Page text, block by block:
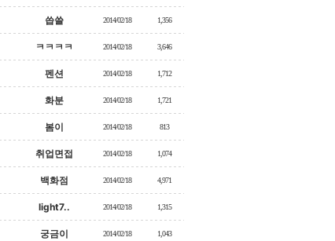
씁쓸 2014/02/18 1,356
ㅋㅋㅋㅋ 2014/02/18 3,646
펜션 2014/02/18 1,712
화분 2014/02/18 1,721
봄이 2014/02/18 813
취업면접 2014/02/18 1,074
백화점 2014/02/18 4,971
light7.. 2014/02/18 1,315
궁금이 2014/02/18 1,043